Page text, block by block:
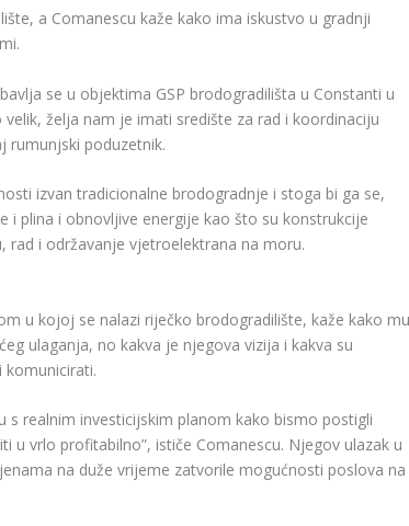
a Comanescu kaže kako ima iskustvo u gradnji
se u objektima GSP brodogradilišta u Constanti u
želja nam je imati središte za rad i koordinaciju
rumunjski poduzetnik.
izvan tradicionalne brodogradnje i stoga bi ga se,
plina i obnovljive energije kao što su konstrukcije
rad i održavanje vjetroelektrana na moru.
u kojoj se nalazi riječko brodogradilište, kaže kako
ulaganja, no kakva je njegova vizija i kakva su
komunicirati.
realnim investicijskim planom kako bismo postigli
vrlo profitabilno”, ističe Comanescu. Njegov ulazak u
na duže vrijeme zatvorile mogućnosti poslova na